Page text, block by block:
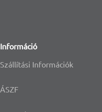
Információ
Szállítási Információk
ÁSZF